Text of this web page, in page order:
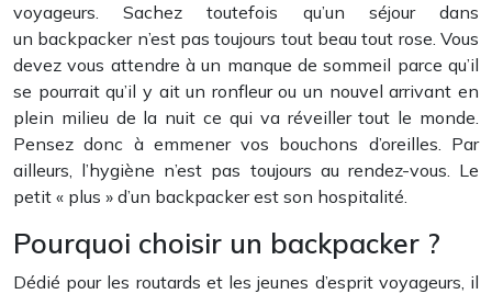
voyageurs. Sachez toutefois qu’un séjour dans
un backpacker n’est pas toujours tout beau tout rose. Vous
devez vous attendre à un manque de sommeil parce qu’il
se pourrait qu’il y ait un ronfleur ou un nouvel arrivant en
plein milieu de la nuit ce qui va réveiller tout le monde.
Pensez donc à emmener vos bouchons d’oreilles. Par
ailleurs, l’hygiène n’est pas toujours au rendez-vous. Le
petit « plus » d’un backpacker est son hospitalité.
Pourquoi choisir un backpacker ?
Dédié pour les routards et les jeunes d’esprit voyageurs, il